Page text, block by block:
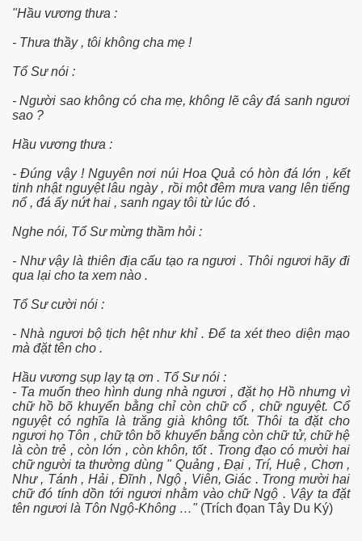
"Hầu vương thưa :
- Thưa thầy , tôi không cha mẹ !
Tổ Sư nói :
- Người sao không có cha mẹ, không lẽ cây đá sanh ngươi
sao ?
Hầu vương thưa :
- Ðúng vậy ! Nguyên nơi núi Hoa Quả có hòn đá lớn , kết
tinh nhật nguyệt lâu ngày , rồi một đêm mưa vang lên tiếng
nổ , đá ấy nứt hai , sanh ngay tôi từ lúc đó .
Nghe nói, Tổ Sư mừng thầm hỏi :
- Như vậy là thiên địa cấu tạo ra ngươi . Thôi ngươi hãy đi
qua lại cho ta xem nào .
Tổ Sư cười nói :
- Nhà ngươi bộ tịch hệt như khỉ . Ðể ta xét theo diện mạo
mà đặt tên cho .
Hầu vương sụp lạy tạ ơn . Tổ Sư nói :
- Ta muốn theo hình dung nhà ngươi , đặt họ Hồ nhưng vì
chữ hồ bõ khuyển bằng chỉ còn chữ cổ , chữ nguyệt. Cổ
nguyệt có nghĩa là trăng già không tốt. Thôi ta đặt cho
ngươi họ Tôn , chữ tôn bõ khuyển bằng còn chữ tử, chữ hệ
là còn trẻ , còn lớn , còn khôn, tốt . Trong đạo có mười hai
chữ người ta thường dùng " Quảng , Ðại , Trí, Huệ , Chơn ,
Như , Tánh , Hải , Ðĩnh , Ngộ , Viên, Giác . Trong mười hai
chữ đó tính dồn tới ngươi nhằm vào chữ Ngộ . Vậy ta đặt
tên ngươi là Tôn Ngộ-Không …"(Trích đọan Tây Du Ký)